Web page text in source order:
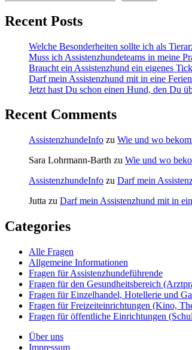
Recent Posts
Welche Besonderheiten sollte ich als
Muss ich Assistenzhundeteams in meine
Braucht ein Assistenzhund ein eigenes
Darf mein Assistenzhund mit in eine
Jetzt hast Du schon einen Hund, den Du
Recent Comments
AssistenzhundeInfo zu Wie und wo
Sara Lohrmann-Barth zu Wie und wo
AssistenzhundeInfo zu Darf mein
Jutta zu Darf mein Assistenzhund mit in
Categories
Alle Fragen
Allgemeine Informationen
Fragen für Assistenzhundeführende
Fragen für den Gesundheitsbereich
Fragen für Einzelhandel, Hotellerie und
Fragen für Freizeiteinrichtungen (Kino,
Fragen für öffentliche Einrichtungen
Über uns
Impressum